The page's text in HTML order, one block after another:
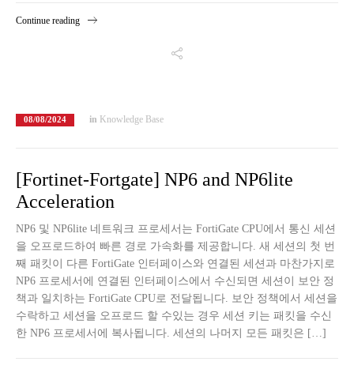
Continue reading
08/08/2024 in Knowledge Base
[Fortinet-Fortgate] NP6 and NP6lite
Acceleration
NP6 및 NP6lite 네트워크 프로세서는 FortiGate CPU에서 통신 세션
을 오프로드하여 빠른 경로 가속화를 제공합니다. 새 세션의 첫 번
째 패킷이 다른 FortiGate 인터페이스와 연결된 세션과 마찬가지로
NP6 프로세서에 연결된 인터페이스에서 수신되면 세션이 보안 정
책과 일치하는 FortiGate CPU로 전달됩니다. 보안 정책에서 세션을
수락하고 세션을 오프로드 할 수있는 경우 세션 키는 패킷을 수신
한 NP6 프로세서에 복사됩니다. 세션의 나머지 모든 패킷은 […]